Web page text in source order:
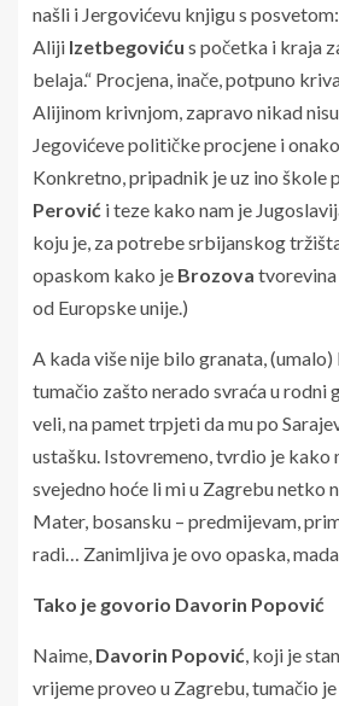
našli i Jergovićevu knjigu s
Aliji Izetbegoviću s početka i kraja
belaja.“ Procjena, inače, potpuno
Alijinom krivnjom, zapravo nikad
Jegovićeve političke procjene i
Konkretno, pripadnik je uz ino škole
Perović i teze kako nam je
koju je, za potrebe srbijanskog
opaskom kako je Brozova
od Europske unije.)
A kada više nije bilo granata, (umalo)
tumačio zašto nerado svraća u rodni
veli, na pamet trpjeti da mu po
ustašku. Istovremeno, tvrdio je kako
svejedno hoće li mi u Zagrebu netko
Mater, bosansku – predmijevam,
radi… Zanimljiva je ovo opaska,
Tako je govorio Davorin Popović
Naime, Davorin Popović, koji je
vrijeme proveo u Zagrebu, tumačio